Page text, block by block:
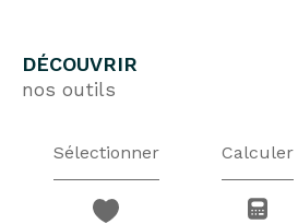
DÉCOUVRIR
nos outils
Sélectionner Calculer